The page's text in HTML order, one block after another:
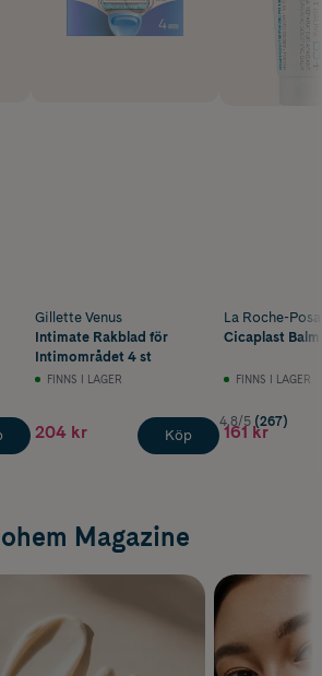
Gillette Venus
Intimate Rakblad för
Intimområdet 4 st
FINNS I LAGER
204 kr Köp
La Roche-
Cicaplast Balm
FINNS I LAGER
4.8/5 (267)
161 kr
Magazine